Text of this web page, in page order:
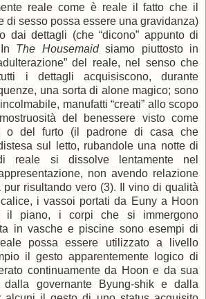
reale come è reale il fatto che il
di sesso possa essere una gravidanza)
dai dettagli (che “dicono” appunto di
The Housemaid siamo piuttosto in
del reale, nel senso che
i dettagli acquisiscono, durante
una sorta di alone magico; sono
manufatti “creati” allo scopo
del benessere visto come
o del furto (il padrone di casa che
sul letto, rubandole una notte di
reale si dissolve lentamente nel
non avendo relazione
risultando vero (3). Il vino di qualità
i vassoi portati da Euny a Hoon
il piano, i corpi che si immergono
in vasche e piscine sono esempi di
possa essere utilizzato a livello
il gesto apparentemente logico di
continuamente da Hoon e da sua
governante Byung-shik e dalla